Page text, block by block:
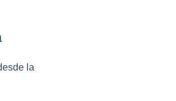
la